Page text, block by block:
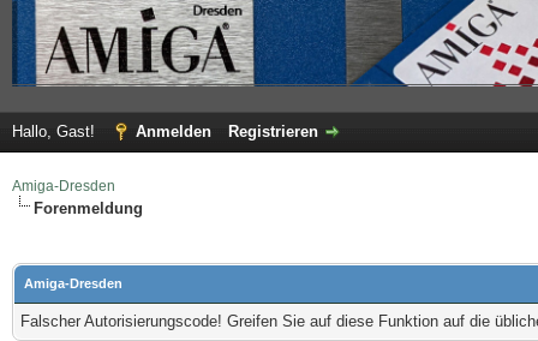
Hallo, Gast! Anmelden Registrieren
Amiga-Dresden
Forenmeldung
Amiga-Dresden
Falscher Autorisierungscode! Greifen Sie auf diese Funktion auf die